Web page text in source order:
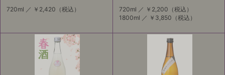
720ml ／ ￥2,420 （税込） 720ml ／ ￥2,200 （税込）
1800ml ／ ￥3,850 （税込）